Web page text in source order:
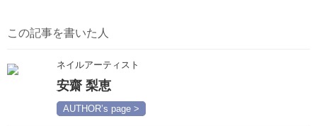
この記事を書いた人
ネイルアーティスト
安齋 梨恵
AUTHOR’s page >